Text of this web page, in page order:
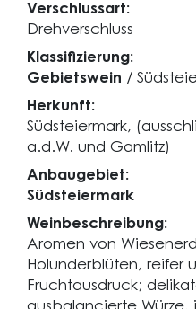
Verschlussart:
Drehverschluss
Klassifizierung:
Gebietswein /
Herkunft:
Südsteiermark,
a.d.W. und Gamlitz)
Anbaugebiet:
Südsteiermark
Weinbeschreibung:
Aromen von
Holunderblüten, reifer
Fruchtausdruck;